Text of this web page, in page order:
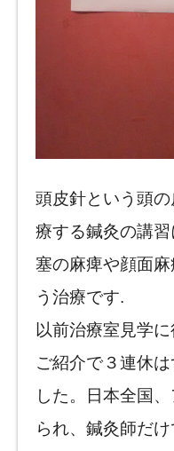
頭皮針という頭
療する鍼灸の講
塞の麻痺や顔面
う治療です.
以前治療室見学
ご紹介で３連休
した。日本全国
られ、鍼灸師だ